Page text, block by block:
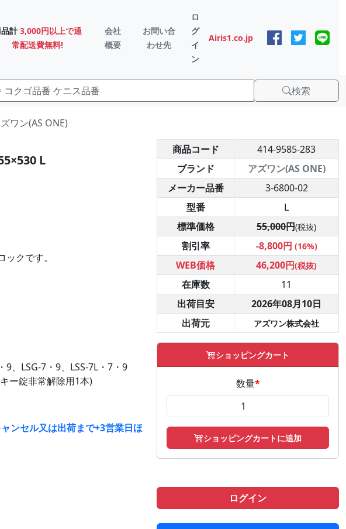
計 3,000円以上で通
常配送費無料!
会社
概要
お問い合
わせ先
ロ
グ
イ
ン
Airis1.co.jp
検索
ワン(AS ONE)
L
クです。
、LSG-7・9、LSS-7L・7・9
ー錠非常解除用1本)
ンセル又は出荷まで+3営業日ほ
商品コード
414-9585-283
ブランド
アズワン(AS ONE)
メーカー品番
3-6800-02
型番
L
標準価格
55,000円(税抜)
割引率 -8,800円 (16%)
WEB価格 46,200円(税抜)
在庫数
11
出荷目安
2026年08月10日
出荷元
アズワン株式会社
ショッピングカート
数量*
ショッピングカートに追加
ログイン